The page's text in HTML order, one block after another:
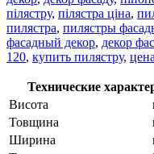
пілястру, пілястра ціна,
пилястра, пилястры
фасадный декор, декор
120, купить пилястру,
Технические
Висота
Товщина
Ширина